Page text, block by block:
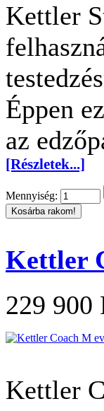
Kettler
Éppen
az
[Részletek...]
Mennyiség:
Kettler
229 900
Kettler